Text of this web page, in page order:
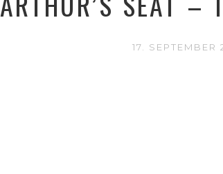
17. SEPTEMBER